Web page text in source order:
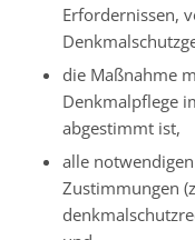
Erfordernissen,
die Maßnahme
Denkmalpflege
abgestimmt ist,
alle
Zustimmungen